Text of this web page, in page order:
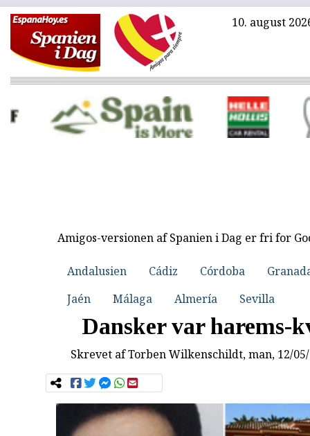
10. august
Amigos-versionen af Spanien i Dag er fri for
Andalusien Cádiz Córdoba
Jaén
Málaga Almería Sevilla
Dansker var harems-
Skrevet afTorben Wilkenschildt, man, 12/